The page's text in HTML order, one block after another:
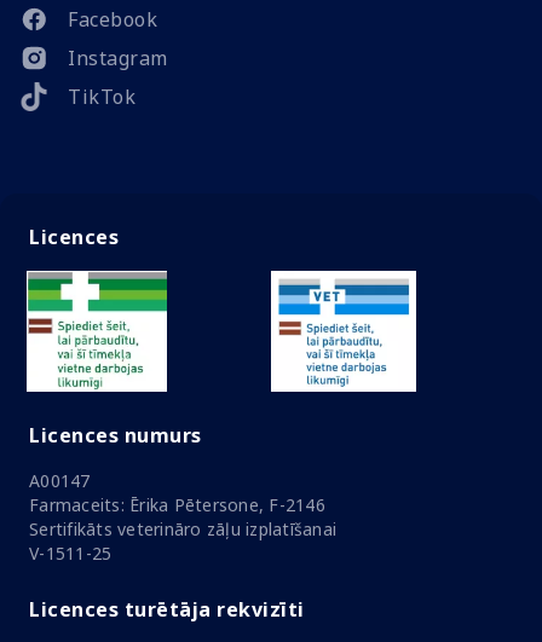
Facebook
Instagram
TikTok
Licences
Licences numurs
A00147
Farmaceits: Ērika Pētersone, F-2146
Sertifikāts veterināro zāļu izplatīšanai
V-1511-25
Licences turētāja rekvizīti